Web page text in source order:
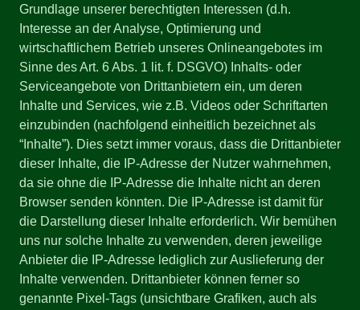
Grundlage unserer berechtigten Interessen (d.h.
Interesse an der Analyse, Optimierung und
wirtschaftlichem Betrieb unseres Onlineangebotes im
Sinne des Art. 6 Abs. 1 lit. f. DSGVO) Inhalts- oder
Serviceangebote von Drittanbietern ein, um deren
Inhalte und Services, wie z.B. Videos oder Schriftarten
einzubinden (nachfolgend einheitlich bezeichnet als
“Inhalte”). Dies setzt immer voraus, dass die Drittanbieter
dieser Inhalte, die IP-Adresse der Nutzer wahrnehmen,
da sie ohne die IP-Adresse die Inhalte nicht an deren
Browser senden könnten. Die IP-Adresse ist damit für
die Darstellung dieser Inhalte erforderlich. Wir bemühen
uns nur solche Inhalte zu verwenden, deren jeweilige
Anbieter die IP-Adresse lediglich zur Auslieferung der
Inhalte verwenden. Drittanbieter können ferner so
genannte Pixel-Tags (unsichtbare Grafiken, auch als